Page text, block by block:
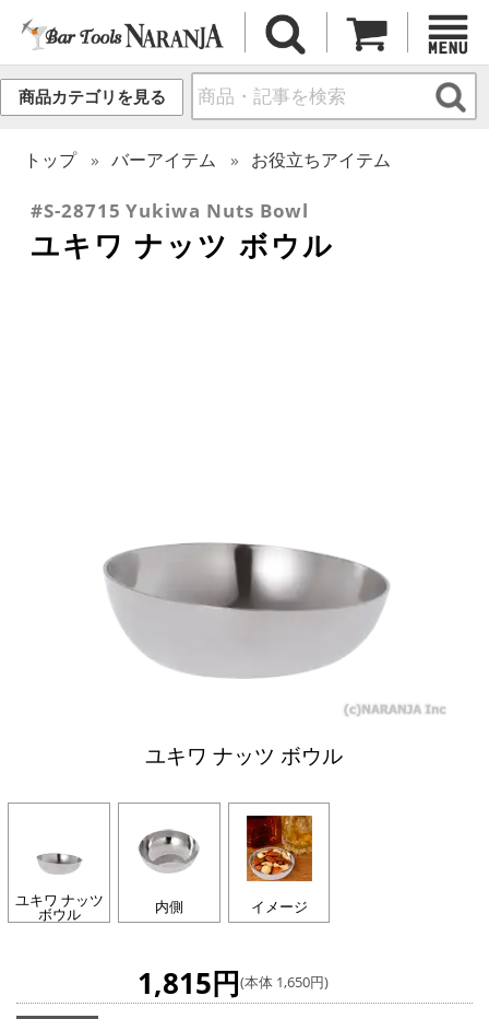
商品カテゴリを見る
トップ バーアイテム お役立ちアイテム
#S-28715 Yukiwa Nuts Bowl
ユキワ ナッツ ボウル
ユキワ ナッツ ボウル
ユキワ ナッツ
ボウル 内側 イメージ
1,815円(本体 1,650円)